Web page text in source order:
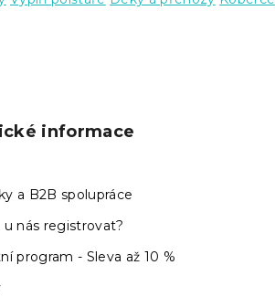
informace
a B2B spolupráce
u nás registrovat?
program - Sleva až 10 %